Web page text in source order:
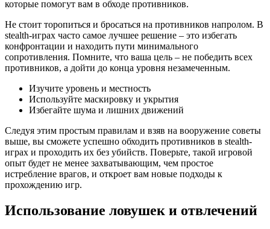
которые помогут вам в обходе противников.
Не стоит торопиться и бросаться на противников напролом. В
stealth-играх часто самое лучшее решение – это избегать
конфронтации и находить пути минимального
сопротивления. Помните, что ваша цель – не победить всех
противников, а дойти до конца уровня незамеченным.
Изучите уровень и местность
Используйте маскировку и укрытия
Избегайте шума и лишних движений
Следуя этим простым правилам и взяв на вооружение советы
выше, вы сможете успешно обходить противников в stealth-
играх и проходить их без убийств. Поверьте, такой игровой
опыт будет не менее захватывающим, чем простое
истребление врагов, и откроет вам новые подходы к
прохождению игр.
Использование ловушек и отвлечений